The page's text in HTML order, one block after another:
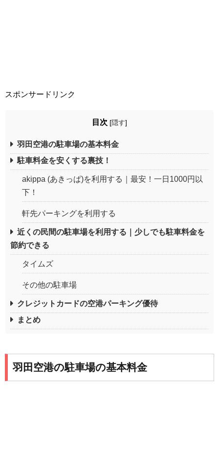
スポンサードリンク
目次 [隠す]
羽田空港の駐車場の基本料金
駐車料金を安くする裏技！
akippa (あきっぱ)を利用する｜最安！一日1000円以
下！
軒先パーキングを利用する
近くの民間の駐車場を利用する｜少しでも駐車料金を
節約できる
タイムズ
その他の駐車場
クレジットカードの空港パーキング優待
まとめ
羽田空港の駐車場の基本料金